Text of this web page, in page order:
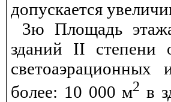
допускается
3ю Площадь
зданий II степени
более: 10 000 м2 в